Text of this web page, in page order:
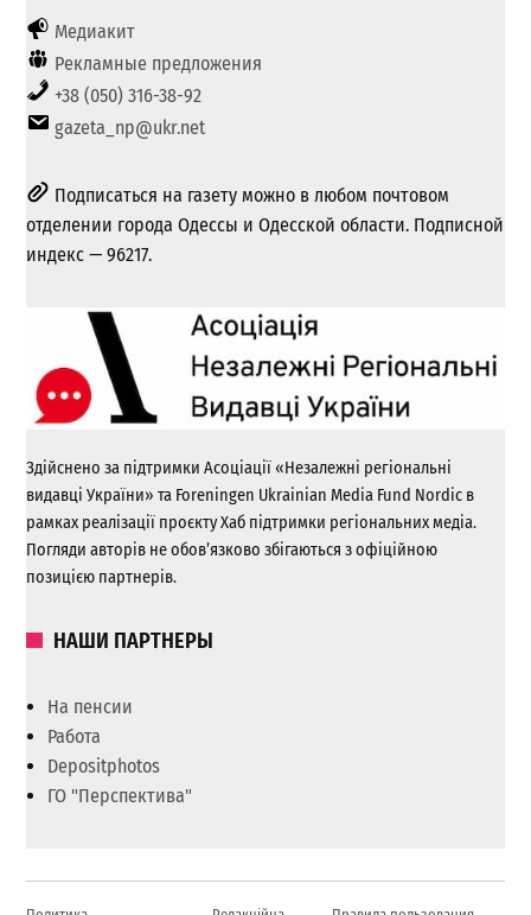
Медиакит
Рекламные предложения
+38 (050) 316-38-92
gazeta_np@ukr.net
Подписаться на газету можно в любом почтовом
отделении города Одессы и Одесской области. Подписной
индекс — 96217.
Здійснено за підтримки Асоціації «Незалежні регіональні
видавці України» та Foreningen Ukrainian Media Fund Nordic в
рамках реалізації проєкту Хаб підтримки регіональних медіа.
Погляди авторів не обов’язково збігаються з офіційною
позицією партнерів.
НАШИ ПАРТНЕРЫ
На пенсии
Работа
Depositphotos
ГО "Перспектива"